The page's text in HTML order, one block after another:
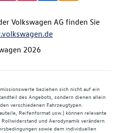
Volkswagen AG finden Sie
2026
beziehen sich nicht auf ein
des Angebots, sondern dienen allein
verschiedenen Fahrzeugtypen.
Reifenformat usw.) können relevante
und Aerodynamik verändern
sowie dem individuellen